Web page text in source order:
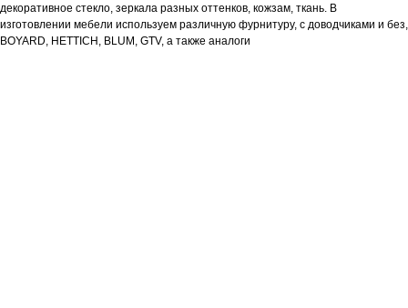
декоративное стекло, зеркала разных оттенков, кожзам, ткань. В
изготовлении мебели используем различную фурнитуру, с доводчиками и без,
BOYARD, HETTICH, BLUM, GTV, а также аналоги